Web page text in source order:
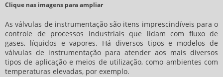
Clique nas imagens para ampliar
As válvulas de instrumentação são itens imprescindíveis para o
controle de processos industriais que lidam com fluxo de
gases, líquidos e vapores. Há diversos tipos e modelos de
válvulas de instrumentação para atender aos mais diversos
tipos de aplicação e meios de utilização, como ambientes com
temperaturas elevadas, por exemplo.